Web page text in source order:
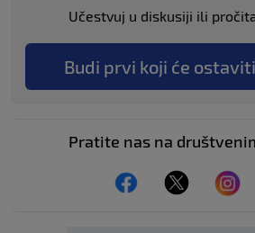
Učestvuj u diskusiji ili
Budi prvi koji će
Pratite nas na